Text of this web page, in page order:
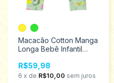
Macacão Cotton Manga
Longa Bebê Infantil
P ao G 201178
R$59,98
6 x de R$10,00 sem juros